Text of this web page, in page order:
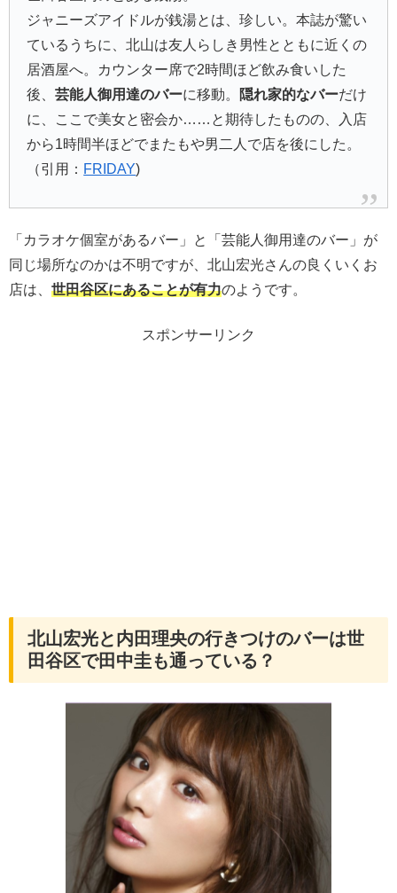
ジャニーズアイドルが銭湯とは、珍しい。本誌が驚い
ているうちに、北山は友人らしき男性とともに近くの
居酒屋へ。カウンター席で2時間ほど飲み食いした
後、芸能人御用達のバーに移動。 隠れ家的なバーだけ
に、ここで美女と密会か……と期待したものの、入店
から1時間半ほどでまたもや男二人で店を後にした。
（引用： FRIDAY)
「カラオケ個室があるバー」と「芸能人御用達のバー」が
同じ場所なのかは不明ですが、北山宏光さんの良くいくお
店は、 世田谷区にあることが有力のようです。
スポンサーリンク
北山宏光と内田理央の行きつけのバーは世
田谷区で田中圭も通っている？